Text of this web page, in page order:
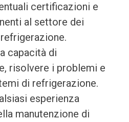
certificazioni e
al settore dei
capacità di
risolvere i problemi e
di refrigerazione.
esperienza
manutenzione di